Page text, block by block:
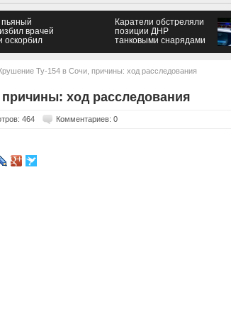
пьяный
врачей
оскорбил
Каратели обстреляли
позиции ДНР
танковыми снарядами
Ту-154 в Сочи, причины: ход расследования
ход расследования
464 Комментариев: 0